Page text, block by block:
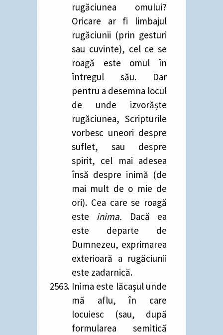
rugăciunea omului?
Oricare ar fi limbajul
rugăciunii (prin gesturi
sau cuvinte), cel ce se
roagă este omul în
întregul său. Dar
pentru a desemna locul
de unde izvorăște
rugăciunea, Scripturile
vorbesc uneori despre
suflet, sau despre
spirit, cel mai adesea
însă despre inimă (de
mai mult de o mie de
ori). Cea care se roagă
este inima. Dacă ea
este departe de
Dumnezeu, exprimarea
exterioară a rugăciunii
este zadarnică.
Inima este lăcașul unde
mă aflu, în care
locuiesc (sau, după
formularea semitică